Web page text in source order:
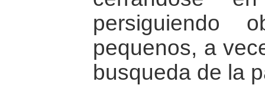
persiguiendo
pequenos, a
busqueda de la